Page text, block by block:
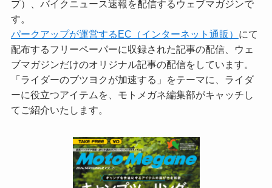
プ）、バイクニュース速報を配信するウェブマガジンで
す。
パークアップが運営するEC（インターネット通販） にて
配布するフリーペーパーに収録された記事の配信、ウェ
ブマガジンだけのオリジナル記事の配信をしています。
「ライダーのブツヨクが加速する」をテーマに、ライダ
ーに役立つアイテムを、モトメガネ編集部がキャッチし
てご紹介いたします。